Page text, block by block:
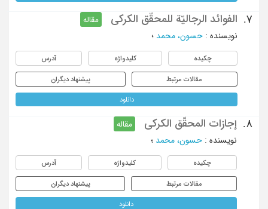
7. الفوائد الرجالیّة للمحقّق الکرکی
مقاله
نویسنده : حسون، محمد ؛
چکیده کلیدواژه آدرس
مقالات مرتبط پیشنهاد دیگران
دانلود
8. إجازات المحقّق الکرکی
مقاله
نویسنده : حسون، محمد ؛
چکیده کلیدواژه آدرس
مقالات مرتبط پیشنهاد دیگران
دانلود